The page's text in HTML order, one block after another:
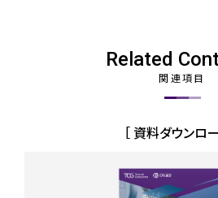
Related
関連項目
［ 資料ダウンロー